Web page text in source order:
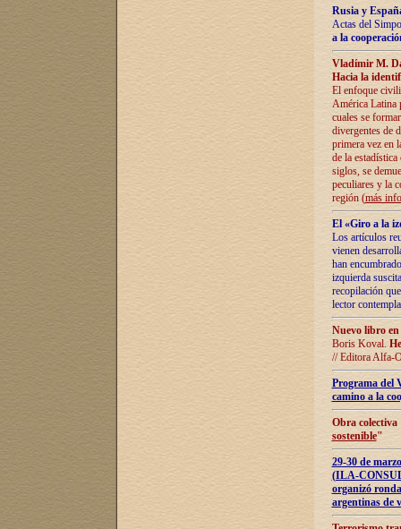
Rusia y
Actas del
a la
Vladímir M.
Hacia la
El enfoque
América Latina
cuales se
divergentes de
primera vez en
de la
siglos, se
peculiares y la
región (más
El «Giro a la
Los artículos
vienen
han
izquierda
recopilación
lector
Nuevo libro
Boris Koval.
// Editora Alfa-
Programa del
camino a la
Obra
sostenible"
29-30 de
(ILA-
organizó
argentinas de